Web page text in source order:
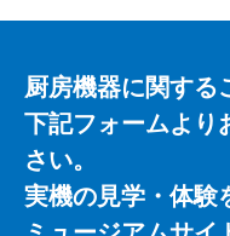
厨房機器に関する
下記フォームより
さい。
実機の見学・体験